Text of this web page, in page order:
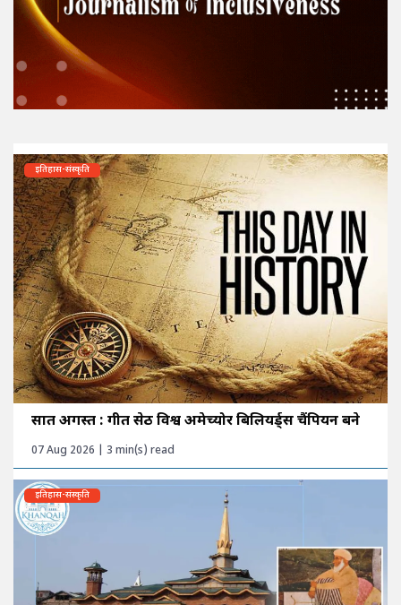
इतिहास-संस्कृति
सात अगस्त : गीत सेठी विश्व अमेच्योर बिलियर्ड्स चैंपियन बने
07 Aug 2026 | 3 min(s) read
इतिहास-संस्कृति